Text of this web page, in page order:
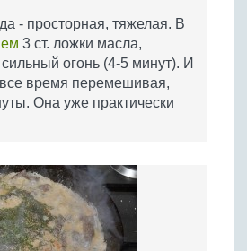
- просторная, тяжелая. В
3 ст. ложки масла,
огонь (4-5 минут). И
время перемешивая,
Она уже практически